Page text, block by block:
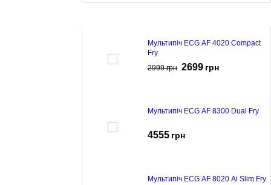
Мультипіч ECG AF 4020 Compact
Fry
2999 грн 2699 грн
Мультипіч ECG AF 8300 Dual Fry
4555 грн
Мультипіч ECG AF 8020 Ai Slim Fry